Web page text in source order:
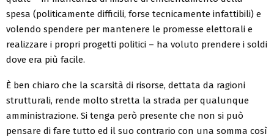
spesa (politicamente difficili, forse tecnicamente infattibili) e
volendo spendere per mantenere le promesse elettorali e
realizzare i propri progetti politici – ha voluto prendere i soldi
dove era più facile.
È ben chiaro che la scarsità di risorse, dettata da ragioni
strutturali, rende molto stretta la strada per qualunque
amministrazione. Si tenga però presente che non si può
pensare di fare tutto ed il suo contrario con una somma così